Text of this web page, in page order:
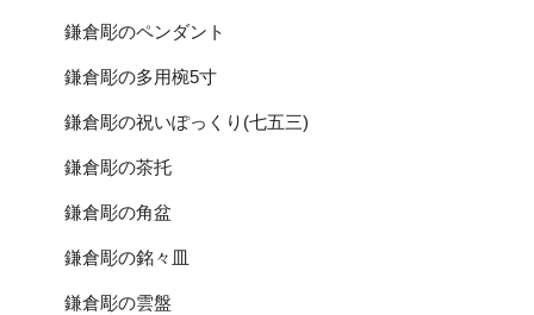
鎌倉彫のペンダント
鎌倉彫の多用椀5寸
鎌倉彫の祝いぽっくり(七五三)
鎌倉彫の茶托
鎌倉彫の角盆
鎌倉彫の銘々皿
鎌倉彫の雲盤